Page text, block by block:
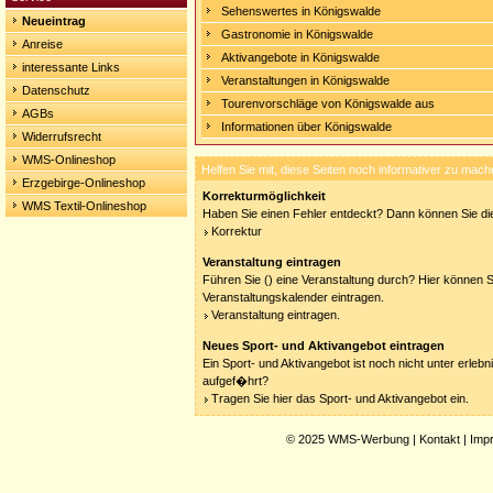
Neueintrag
Anreise
interessante Links
Datenschutz
AGBs
Widerrufsrecht
WMS-Onlineshop
Erzgebirge-Onlineshop
WMS Textil-Onlineshop
Sehenswertes in Königswalde
Gastronomie in Königswalde
Aktivangebote in Königswalde
Veranstaltungen in Königswalde
Tourenvorschläge von Königswalde aus
Informationen über Königswalde
Helfen Sie mit, diese Seiten noch informativer zu
Korrekturmöglichkeit
Haben Sie einen Fehler entdeckt? Dann können Sie
Korrektur
Veranstaltung eintragen
Führen Sie () eine Veranstaltung durch? Hier können
Veranstaltungskalender eintragen.
Veranstaltung eintragen.
Neues Sport- und Aktivangebot eintragen
Ein Sport- und Aktivangebot ist noch nicht unter
aufgef�hrt?
Tragen Sie hier das Sport- und Aktivangebot ein.
© 2025 WMS-Werbung | Kontakt |